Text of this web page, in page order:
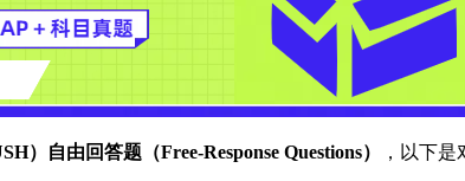
）自由回答题（Free-Response Questions） ，以下